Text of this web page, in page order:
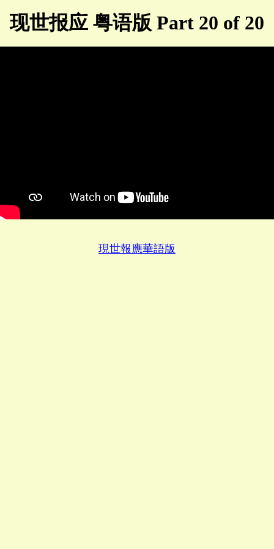
现世报应 粤语版 Part 20 of 20
現世報應華語版